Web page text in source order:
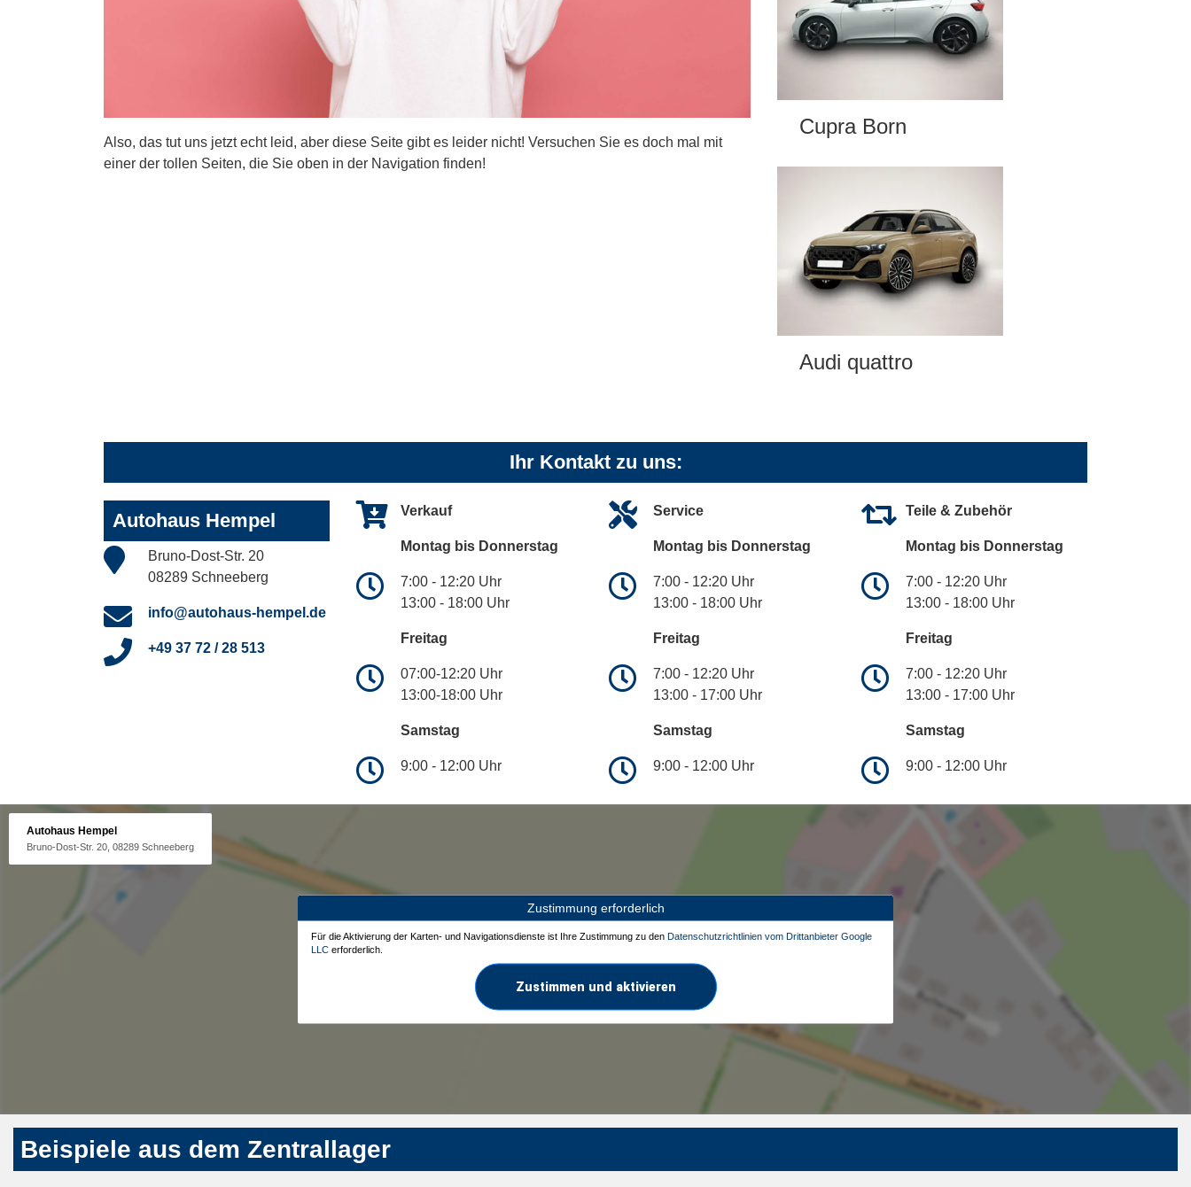
Also, das tut uns jetzt echt leid, aber diese Seite gibt es leider nicht! Versuchen Sie es doch mal mit
einer der tollen Seiten, die Sie oben in der Navigation finden!
Cupra Born
Audi quattro
Ihr Kontakt zu uns:
Autohaus Hempel
Bruno-Dost-Str. 20
08289 Schneeberg
info@autohaus-hempel.de
+49 37 72 / 28 513
Verkauf
Montag bis Donnerstag
7:00 - 12:20 Uhr
13:00 - 18:00 Uhr
Freitag
07:00-12:20 Uhr
13:00-18:00 Uhr
Samstag
9:00 - 12:00 Uhr
Service
Montag bis Donnerstag
7:00 - 12:20 Uhr
13:00 - 18:00 Uhr
Freitag
7:00 - 12:20 Uhr
13:00 - 17:00 Uhr
Samstag
9:00 - 12:00 Uhr
Teile & Zubehör
Montag bis Donnerstag
7:00 - 12:20 Uhr
13:00 - 18:00 Uhr
Freitag
7:00 - 12:20 Uhr
13:00 - 17:00 Uhr
Samstag
9:00 - 12:00 Uhr
Autohaus Hempel
Bruno-Dost-Str. 20, 08289 Schneeberg
Zustimmung erforderlich
Für die Aktivierung der Karten- und Navigationsdienste ist Ihre Zustimmung zu den Datenschutzrichtlinien vom Drittanbieter Google
LLC erforderlich.
Zustimmen und aktivieren
Beispiele aus dem Zentrallager